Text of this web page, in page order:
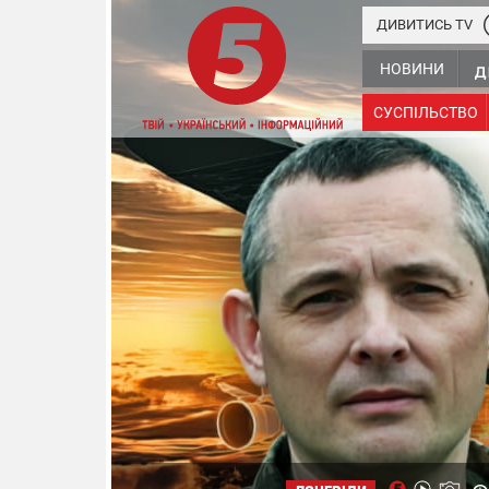
НОВИНИ
СУСПІЛЬСТВО
ДИВИТИСЬ TV